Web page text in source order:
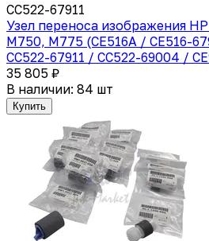
CC522-67911
Узел переноса изображения
M750, M775 (CE516A / CE516-
CC522-67911 / CC522-69004 /
35 805 ₽
В наличии: 84 шт
Купить